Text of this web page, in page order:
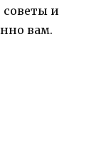
советы и
вам.